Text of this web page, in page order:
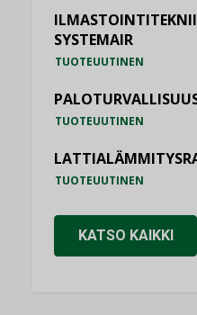
SYSTEMAIR
TUOTEUUTINEN
TUOTEUUTINEN
TUOTEUUTINEN
KATSO KAIKKI